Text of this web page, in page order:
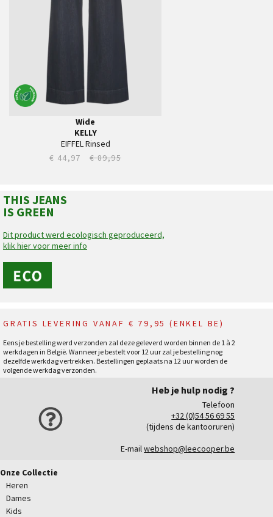
Wide
KELLY
EIFFEL Rinsed
€ 44,97
€ 89,95
THIS JEANS
IS GREEN
Dit product werd ecologisch geproduceerd,
klik hier voor meer info
GRATIS LEVERING VANAF € 79,95 (ENKEL BE)
Eens je bestelling werd verzonden zal deze geleverd worden binnen de 1 à 2
werkdagen in België. Wanneer je bestelt voor 12 uur zal je bestelling nog
dezelfde werkdag vertrekken. Bestellingen geplaats na 12 uur worden de
volgende werkdag verzonden.
Heb je hulp nodig ?
Telefoon
+32 (0)54 56 69 55
(tijdens de kantooruren)
E-mailwebshop@leecooper.be
Onze Collectie
Heren
Dames
Kids